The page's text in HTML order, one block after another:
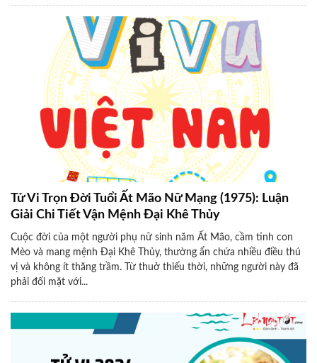
Tử Vi Trọn Đời Tuổi Ất Mão Nữ Mạng (1975): Luận
Giải Chi Tiết Vận Mệnh Đại Khê Thủy
Cuộc đời của một người phụ nữ sinh năm Ất Mão, cầm tinh con
Mèo và mang mệnh Đại Khê Thủy, thường ẩn chứa nhiều điều thú
vị và không ít thăng trầm. Từ thuở thiếu thời, những người này đã
phải đối mặt với...